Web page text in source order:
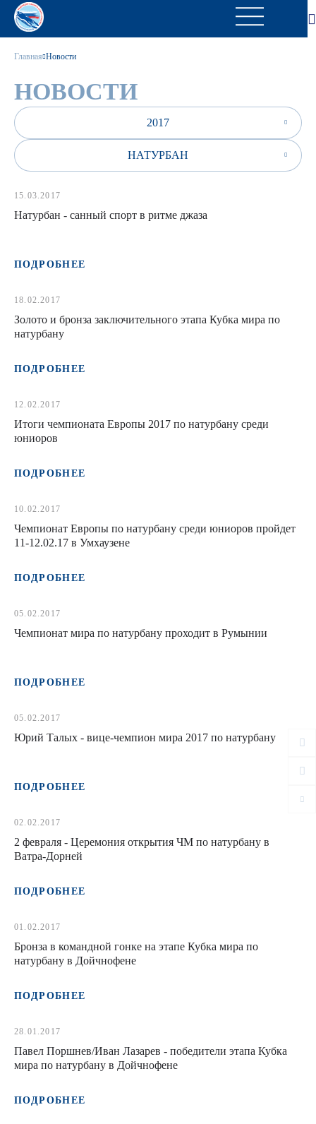
Главная Новости
НОВОСТИ
2017
НАТУРБАН
15.03.2017
Натурбан - санный спорт в ритме джаза
ПОДРОБНЕЕ
18.02.2017
Золото и бронза заключительного этапа Кубка мира по
натурбану
ПОДРОБНЕЕ
12.02.2017
Итоги чемпионата Европы 2017 по натурбану среди
юниоров
ПОДРОБНЕЕ
10.02.2017
Чемпионат Европы по натурбану среди юниоров пройдет
11-12.02.17 в Умхаузене
ПОДРОБНЕЕ
05.02.2017
Чемпионат мира по натурбану проходит в Румынии
ПОДРОБНЕЕ
05.02.2017
Юрий Талых - вице-чемпион мира 2017 по натурбану
ПОДРОБНЕЕ
02.02.2017
2 февраля - Церемония открытия ЧМ по натурбану в
Ватра-Дорней
ПОДРОБНЕЕ
01.02.2017
Бронза в командной гонке на этапе Кубка мира по
натурбану в Дойчнофене
ПОДРОБНЕЕ
28.01.2017
Павел Поршнев/Иван Лазарев - победители этапа Кубка
мира по натурбану в Дойчнофене
ПОДРОБНЕЕ